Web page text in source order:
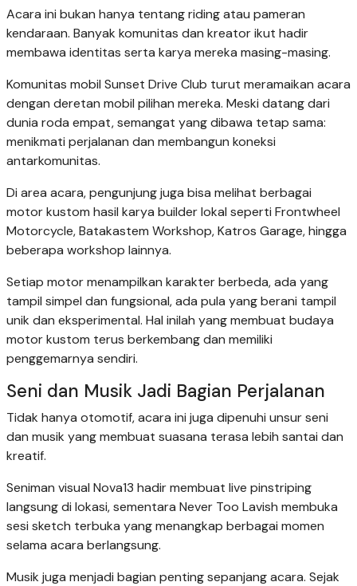
Acara ini bukan hanya tentang riding atau pameran
kendaraan. Banyak komunitas dan kreator ikut hadir
membawa identitas serta karya mereka masing-masing.
Komunitas mobil Sunset Drive Club turut meramaikan acara
dengan deretan mobil pilihan mereka. Meski datang dari
dunia roda empat, semangat yang dibawa tetap sama:
menikmati perjalanan dan membangun koneksi
antarkomunitas.
Di area acara, pengunjung juga bisa melihat berbagai
motor kustom hasil karya builder lokal seperti Frontwheel
Motorcycle, Batakastem Workshop, Katros Garage, hingga
beberapa workshop lainnya.
Setiap motor menampilkan karakter berbeda, ada yang
tampil simpel dan fungsional, ada pula yang berani tampil
unik dan eksperimental. Hal inilah yang membuat budaya
motor kustom terus berkembang dan memiliki
penggemarnya sendiri.
Seni dan Musik Jadi Bagian Perjalanan
Tidak hanya otomotif, acara ini juga dipenuhi unsur seni
dan musik yang membuat suasana terasa lebih santai dan
kreatif.
Seniman visual Nova13 hadir membuat live pinstriping
langsung di lokasi, sementara Never Too Lavish membuka
sesi sketch terbuka yang menangkap berbagai momen
selama acara berlangsung.
Musik juga menjadi bagian penting sepanjang acara. Sejak